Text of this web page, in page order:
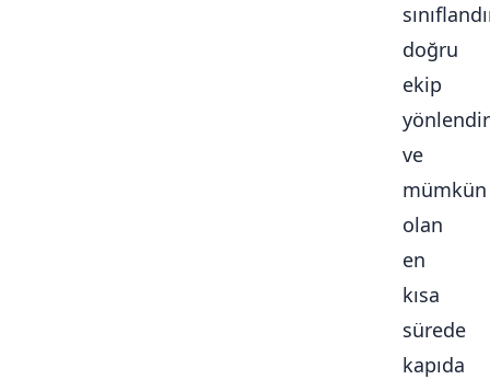
doğru
ekip
ve
mümkün
olan
en
kısa
sürede
kapıda